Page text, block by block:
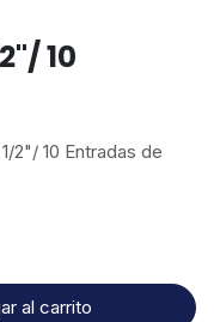
10
2"/ 10 Entradas de
al carrito